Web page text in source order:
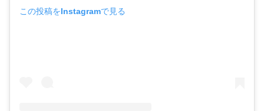
この投稿をInstagramで見る